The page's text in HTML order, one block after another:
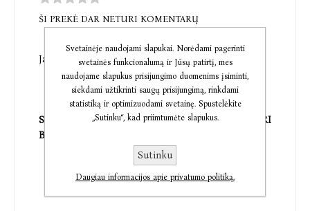
ŠI PREKĖ DAR NETURI KOMENTARŲ
Jaunimui nuo 16 metų.
SUDARYDAMAS SANDORĮ SU FĖJOMIS, TURI
BŪTI PASIRENGĘS SUSIMOKĖTI.
Svetainėje naudojami slapukai. Norėdami pagerinti
svetainės funkcionalumą ir Jūsų patirtį, mes
naudojame slapukus prisijungimo duomenims įsiminti,
siekdami užtikrinti saugų prisijungimą, rinkdami
statistiką ir optimizuodami svetainę. Spustelėkite
„Sutinku“, kad priimtumėte slapukus.
Sutinku
Daugiau informacijos apie privatumo politiką.